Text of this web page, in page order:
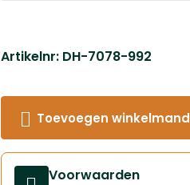
Artikelnr: DH-7078-992
Toevoegen winkelmand
Voorwaarden